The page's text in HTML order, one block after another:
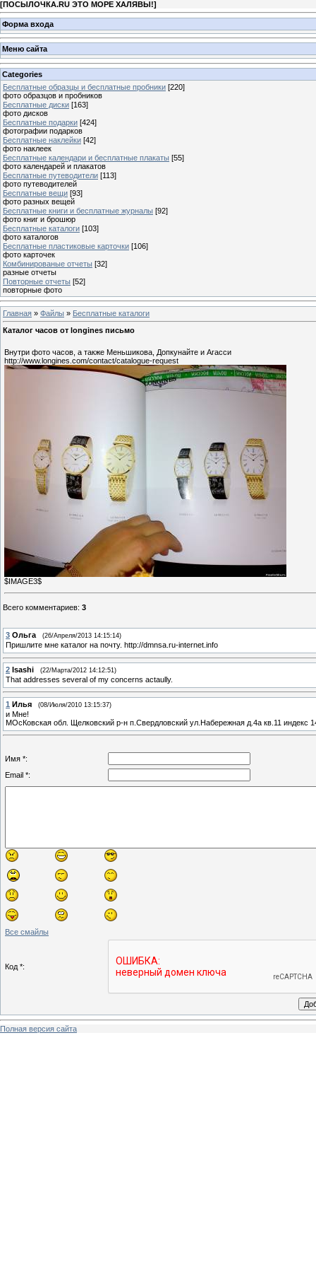
[ПОСЫЛОЧКА.RU ЭТО МОРЕ ХАЛЯВЫ!]
Форма входа
Меню сайта
Categories
Бесплатные образцы и бесплатные пробники [220]
фото образцов и пробников
Бесплатные диски [163]
фото дисков
Бесплатные подарки [424]
фотографии подарков
Бесплатные наклейки [42]
фото наклеек
Бесплатные календари и бесплатные плакаты [55]
фото календарей и плакатов
Бесплатные путеводители [113]
фото путеводителей
Бесплатные вещи [93]
фото разных вещей
Бесплатные книги и бесплатные журналы [92]
фото книг и брошюр
Бесплатные каталоги [103]
фото каталогов
Бесплатные пластиковые карточки [106]
фото карточек
Комбинированые отчеты [32]
разные отчеты
Повторные отчеты [52]
повторные фото
Главная » Файлы » Бесплатные каталоги
Каталог часов от longines письмо
Внутри фото часов, а также Меньшикова, Допкунайте и Агасси
http://www.longines.com/contact/catalogue-request
$IMAGE3$
Всего комментариев: 3
3 Ольга (26/Апреля/2013 14:15:14)
Пришлите мне каталог на почту. http://dmnsa.ru-internet.info
2 Isashi (22/Марта/2012 14:12:51)
That addresses several of my concerns actaully.
1 Илья (08/Июля/2010 13:15:37)
и Мне!
МОсКовская обл. Щелковский р-н п.Свердловский ул.Набережная д.4а кв.11 индекс
Имя *:
Email *:
Все смайлы
Код *:
Полная версия сайта